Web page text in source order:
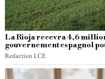
La Rioja recevra 4,6
gouvernement espagnol
Redaction LCE